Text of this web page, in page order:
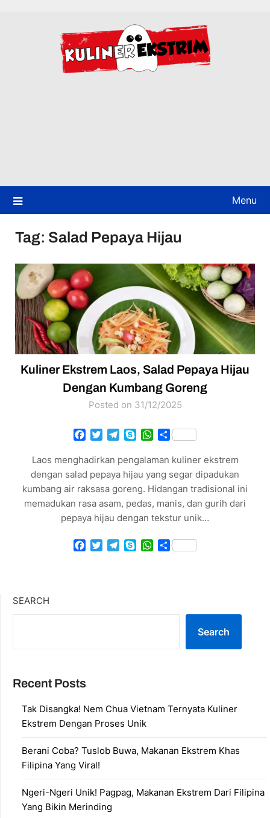
Menu
Tag: Salad Pepaya Hijau
Kuliner Ekstrem Laos, Salad Pepaya Hijau
Dengan Kumbang Goreng
Posted on 31/12/2025
Facebook
TwitterTelegram
SkypeWhatsApp
Share
Laos menghadirkan pengalaman kuliner ekstrem
dengan salad pepaya hijau yang segar dipadukan
kumbang air raksasa goreng. Hidangan tradisional ini
memadukan rasa asam, pedas, manis, dan gurih dari
pepaya hijau dengan tekstur unik…
Facebook
TwitterTelegram
SkypeWhatsApp
Share
SEARCH
Search
Recent Posts
Tak Disangka! Nem Chua Vietnam Ternyata Kuliner
Ekstrem Dengan Proses Unik
Berani Coba? Tuslob Buwa, Makanan Ekstrem Khas
Filipina Yang Viral!
Ngeri-Ngeri Unik! Pagpag, Makanan Ekstrem Dari Filipina
Yang Bikin Merinding